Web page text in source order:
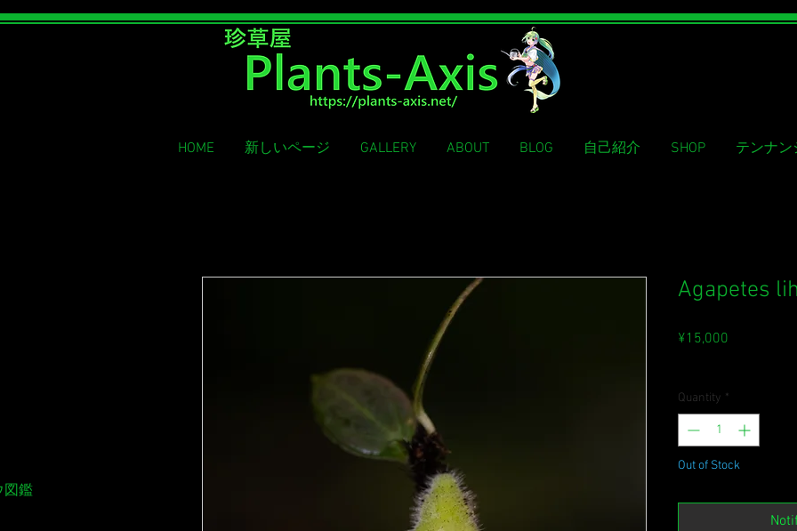
Rare grass shop
Agapetes
¥15,000
Quantity *
Out of Stock
図鑑
HOME 新しいページ GALLERY ABOUT BLOG 自己紹介 SHOP テンナ